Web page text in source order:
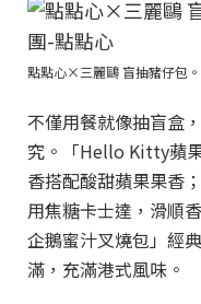
點點心×三麗鷗 盲抽豬仔包
不僅用餐就像抽盲盒
究。「Hello Kitty蘋
香搭配酸甜蘋果果香
用焦糖卡士達，滑順
企鵝蜜汁叉燒包」經
滿，充滿港式風味。